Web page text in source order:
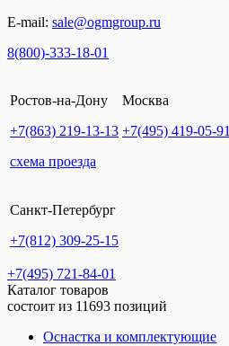
E-mail: sale@ogmgroup.ru
8(800)-333-18-01
Ростов-на-Дону
+7(863) 219-13-13
схема проезда
Москва
+7(495) 419-05-91
Санкт-Петербург
+7(812) 309-25-15
+7(495) 721-84-01
Каталог товаров
состоит из 11693 позиций
Оснастка и комплектующие